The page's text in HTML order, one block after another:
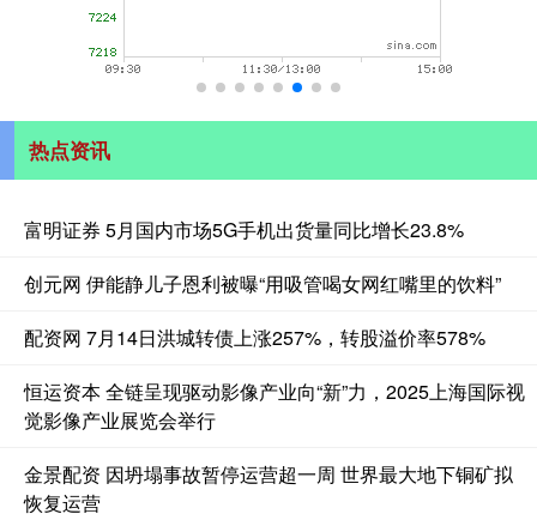
热点资讯
富明证券 5月国内市场5G手机出货量同比增长23.8%
创元网 伊能静儿子恩利被曝“用吸管喝女网红嘴里的饮料”
配资网 7月14日洪城转债上涨257%，转股溢价率578%
恒运资本 全链呈现驱动影像产业向“新”力，2025上海国际视
觉影像产业展览会举行
金景配资 因坍塌事故暂停运营超一周 世界最大地下铜矿拟
恢复运营